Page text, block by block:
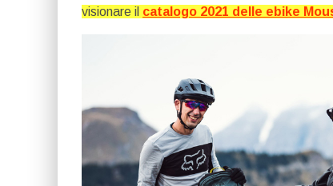
visionare il catalogo 2021 delle ebike